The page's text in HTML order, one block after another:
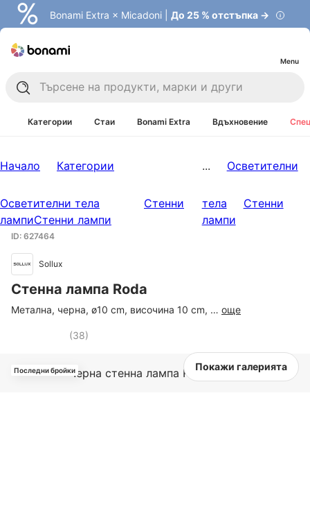
Bonami Extra × Micadoni | До 25 % отстъпка →
Menu
Категории Стаи Bonami Extra Вдъхновение
Начало Категории
Осветителни тела
Стенни
лампиСтенни лампи
... Осветителни
тела
Стенни
лампи
Покажи галерията
Последни бройки
ID: 627464
Sollux
Стенна лампа Roda
Метална, черна, ø10 cm, височина 10 cm, … още
(38)